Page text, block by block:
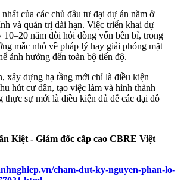
của các chủ đầu tư đại dự án nằm ở
và quản trị dài hạn. Việc triển khai dự
10–20 năm đòi hỏi dòng vốn bền bỉ, trong
mắc nhỏ về pháp lý hay giải phóng mặt
ảnh hưởng đến toàn bộ tiến độ.
xây dựng hạ tầng mới chỉ là điều kiện
hút cư dân, tạo việc làm và hình thành
thực sự mới là điều kiện đủ để các đại đô
Kiệt - Giám đốc cấp cao CBRE Việt
cham-dut-ky-nguyen-phan-lo-